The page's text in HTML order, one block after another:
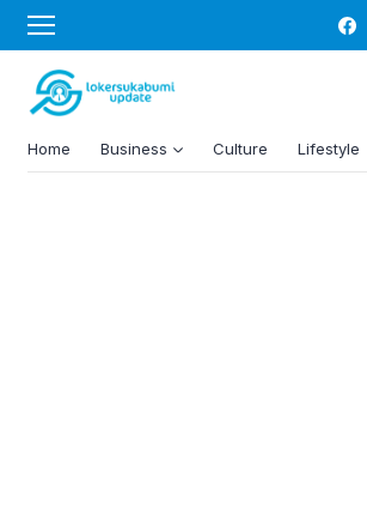
Home Business Culture Lifestyle